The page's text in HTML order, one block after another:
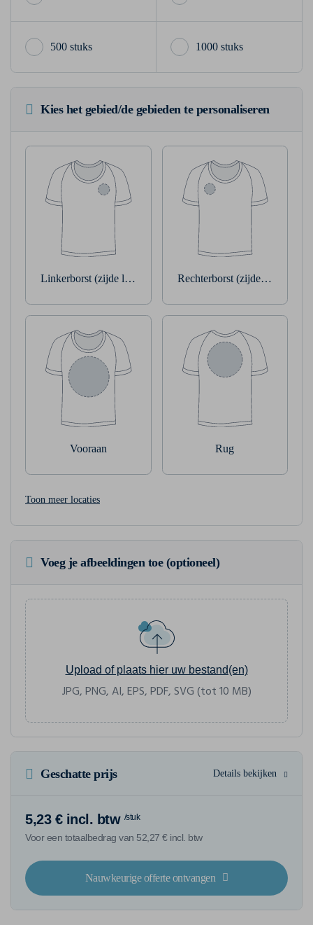
500 stuks 1000 stuks
Kies het gebied/de gebieden te personaliseren
Linkerborst (zijde linkerarm) Rechterborst (zijde
Vooraan Rug
Toon meer locaties
Voeg je afbeeldingen toe (optioneel)
Upload of plaats hier uw bestand(en)
JPG, PNG, AI, EPS, PDF, SVG (tot 10 MB)
Geschatte prijs Details bekijken
5,23 € incl. btw /stuk
Voor een totaalbedrag van 52,27 € incl. btw
Nauwkeurige offerte ontvangen